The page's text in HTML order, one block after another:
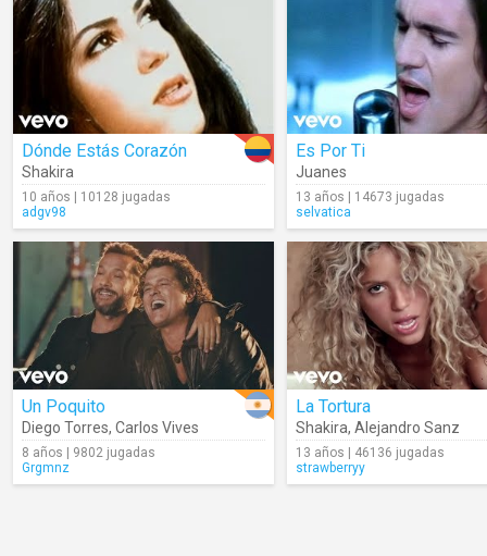
Dónde Estás Corazón
Shakira
10 años | 10128 jugadas
adgv98
Es Por Ti
Juanes
13 años | 14673 jugadas
selvatica
Un Poquito
Diego Torres, Carlos Vives
8 años | 9802 jugadas
Grgmnz
La Tortura
Shakira, Alejandro Sanz
13 años | 46136 jugadas
strawberryy